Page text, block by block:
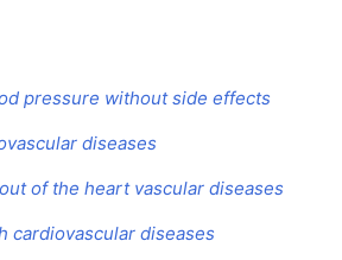
pressure without side effects
diseases
of the heart vascular diseases
cardiovascular diseases